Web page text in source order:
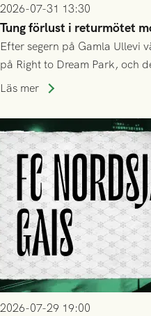
2026-07-31 13:30
Tung förlust i returmötet
Efter segern på Gamla Ullevi
på Right to Dream Park, och
upphöra efter mindre än
tennissiffror och det
Läs mer
2026-07-29 19:00